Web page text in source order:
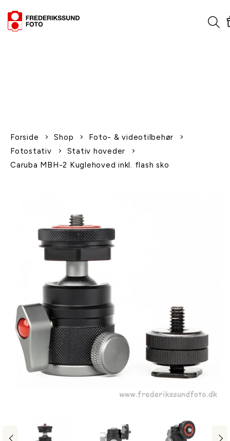
Forside Shop
Foto- & videotilbehør
Fotostativ
Stativ hoveder
Caruba MBH-2 Kuglehoved inkl. flash sko